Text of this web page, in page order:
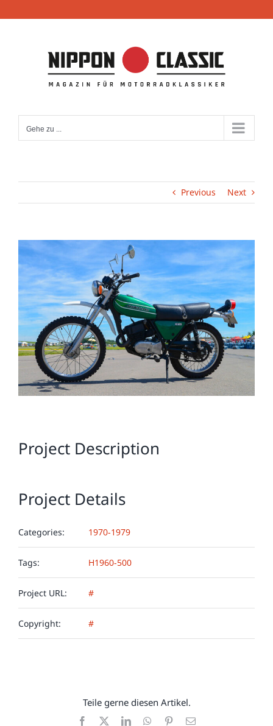
Inhalt
Gehe zu ...
Previous Next
View
Larger
Image
Project Description
Project Details
Categories: 1970-1979
Tags: H1960-500
Project URL: #
Copyright: #
Teile gerne diesen Artikel.
Facebook LinkedInWhatsApp
Pinterest
E-